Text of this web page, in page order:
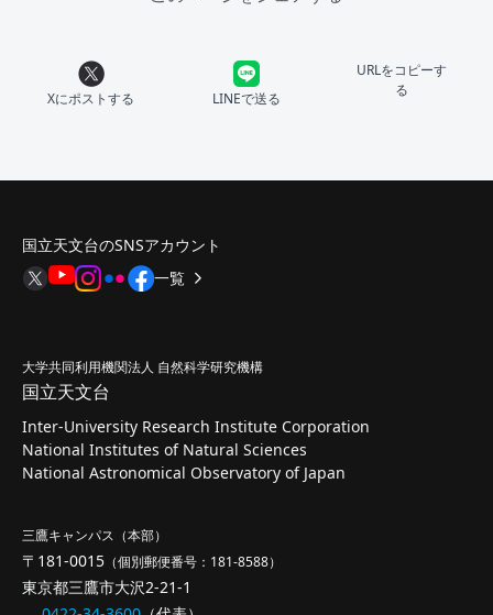
Xにポストする LINEで送る
URLをコピーす
る
国立天文台のSNSアカウント
一覧
大学共同利用機関法人 自然科学研究機構
国立天文台
Inter-University Research Institute Corporation
National Institutes of Natural Sciences
National Astronomical Observatory of Japan
三鷹キャンパス（本部）
〒181-0015 （個別郵便番号：181-8588）
東京都三鷹市大沢2-21-1